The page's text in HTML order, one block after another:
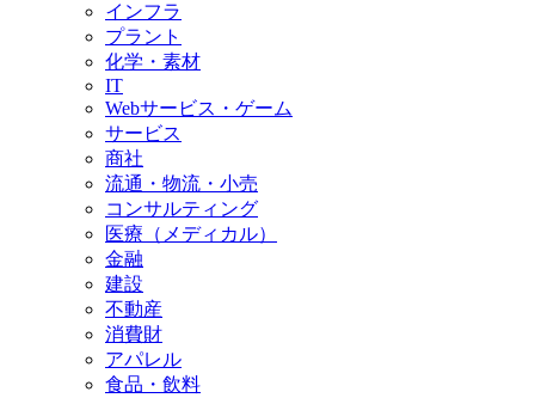
インフラ
プラント
化学・素材
IT
Webサービス・ゲーム
サービス
商社
流通・物流・小売
コンサルティング
医療（メディカル）
金融
建設
不動産
消費財
アパレル
食品・飲料